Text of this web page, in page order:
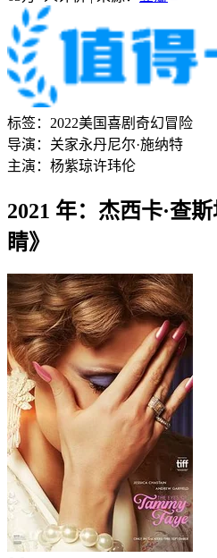
标签： 2022美国喜剧 奇幻冒险
导演： 关家永丹尼尔·施纳特
主演： 杨紫琼许玮伦
2021 年：杰西卡·查
睛》